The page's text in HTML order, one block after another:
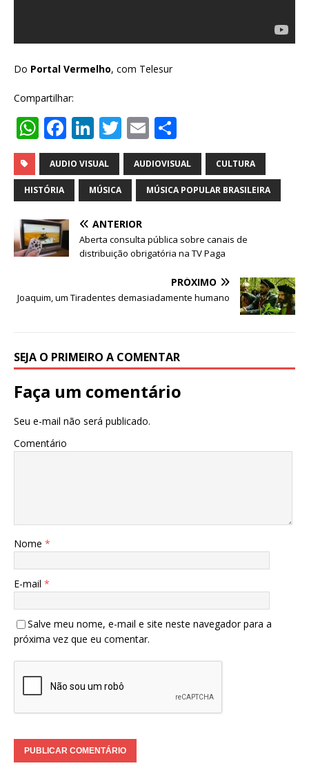
Do Portal Vermelho, com Telesur
Compartilhar:
W
h
at
s
A
p
p
F
a
c
e
b
o
o
Li
n
k
e
dI
n
T
w
it
te
r
E
m
ai
l
h
ar
e
AUDIO VISUAL AUDIOVISUAL CULTURA
HISTÓRIA MÚSICA MÚSICA POPULAR BRASILEIRA
ANTERIOR
Aberta consulta pública sobre canais de
distribuição obrigatória na TV Paga
PRÓXIMO
Joaquim, um Tiradentes demasiadamente humano
SEJA O PRIMEIRO A COMENTAR
Faça um comentário
Seu e-mail não será publicado.
Comentário
Nome *
E-mail *
Salve meu nome, e-mail e site neste navegador para a
próxima vez que eu comentar.